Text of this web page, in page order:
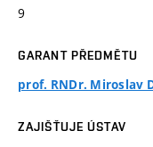
9
GARANT PŘEDMĚTU
prof. RNDr. Miroslav
ZAJIŠŤUJE ÚSTAV